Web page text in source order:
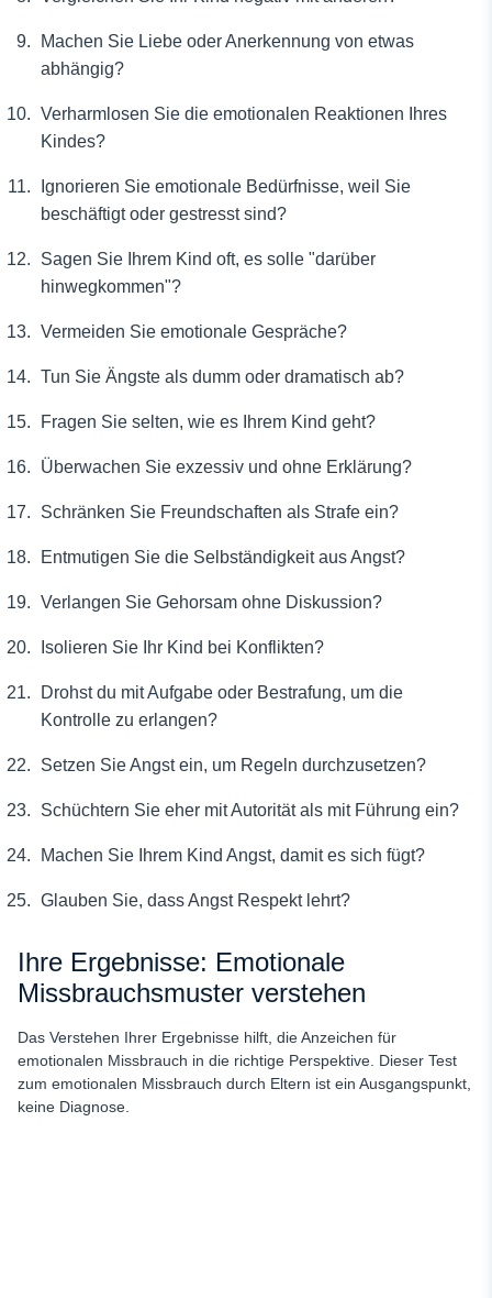
Machen Sie Liebe oder Anerkennung von etwas
abhängig?
Verharmlosen Sie die emotionalen Reaktionen Ihres
Kindes?
Ignorieren Sie emotionale Bedürfnisse, weil Sie
beschäftigt oder gestresst sind?
Sagen Sie Ihrem Kind oft, es solle "darüber
hinwegkommen"?
Vermeiden Sie emotionale Gespräche?
Tun Sie Ängste als dumm oder dramatisch ab?
Fragen Sie selten, wie es Ihrem Kind geht?
Überwachen Sie exzessiv und ohne Erklärung?
Schränken Sie Freundschaften als Strafe ein?
Entmutigen Sie die Selbständigkeit aus Angst?
Verlangen Sie Gehorsam ohne Diskussion?
Isolieren Sie Ihr Kind bei Konflikten?
Drohst du mit Aufgabe oder Bestrafung, um die
Kontrolle zu erlangen?
Setzen Sie Angst ein, um Regeln durchzusetzen?
Schüchtern Sie eher mit Autorität als mit Führung ein?
Machen Sie Ihrem Kind Angst, damit es sich fügt?
Glauben Sie, dass Angst Respekt lehrt?
Ihre Ergebnisse: Emotionale
Missbrauchsmuster verstehen
Das Verstehen Ihrer Ergebnisse hilft, die Anzeichen für
emotionalen Missbrauch in die richtige Perspektive. Dieser Test
zum emotionalen Missbrauch durch Eltern ist ein Ausgangspunkt,
keine Diagnose.